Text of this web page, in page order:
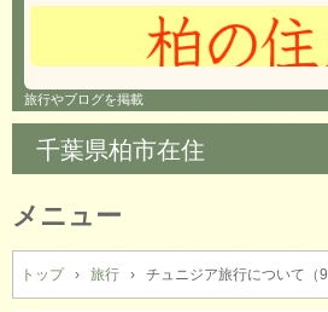
旅行やブログを掲載
千葉県柏市在住
メニュー
コ
ン
テ
トップ › 旅行 › チュニジア旅行について（